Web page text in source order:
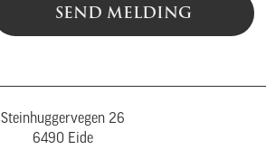
SEND MELDING
Steinhuggervegen 26
6490 Eide